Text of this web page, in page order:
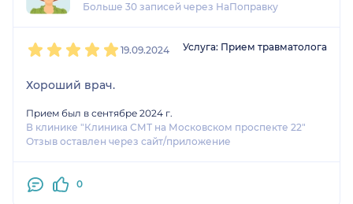
Больше 30 записей через НаПоправку
19.09.2024 Услуга: Прием травматолога
Хороший врач.
Прием был в сентябре 2024 г.
В клинике "Клиника СМТ на Московском проспекте 22"
Отзыв оставлен через сайт/приложение
0